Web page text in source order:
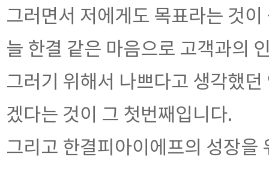
그러면서 저에게도 목표라는 것이
늘 한결 같은 마음으로 고객과의
그러기 위해서 나쁘다고 생각했
겠다는 것이 그 첫번째입니다.
그리고 한결피아이에프의 성장을